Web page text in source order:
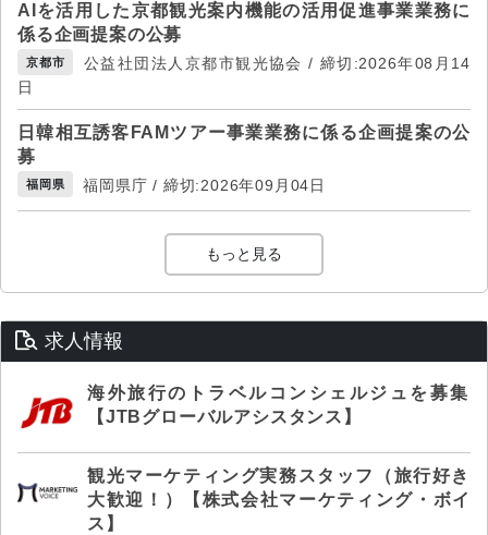
AIを活用した京都観光案内機能の活用促進事業業務に
係る企画提案の公募
京都市
公益社団法人京都市観光協会 / 締切:2026年08月14
日
日韓相互誘客FAMツアー事業業務に係る企画提案の公
募
福岡県 福岡県庁 / 締切:2026年09月04日
もっと見る
求人情報
海外旅行のトラベルコンシェルジュを募集
【JTBグローバルアシスタンス】
観光マーケティング実務スタッフ（旅行好き
大歓迎！）【株式会社マーケティング・ボイ
ス】